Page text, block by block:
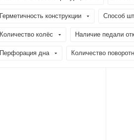
Герметичность конструкции Способ
Количество колёс Наличие педали
Перфорация дна Количество